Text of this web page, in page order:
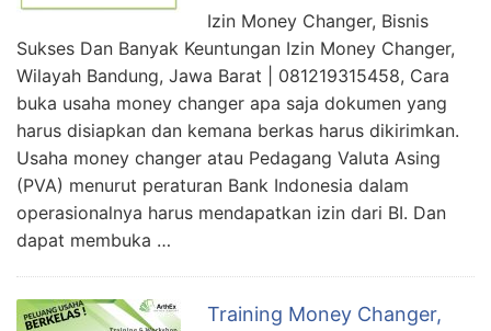
Izin Money Changer, Bisnis
Sukses Dan Banyak Keuntungan Izin Money Changer,
Wilayah Bandung, Jawa Barat | 081219315458, Cara
buka usaha money changer apa saja dokumen yang
harus disiapkan dan kemana berkas harus dikirimkan.
Usaha money changer atau Pedagang Valuta Asing
(PVA) menurut peraturan Bank Indonesia dalam
operasionalnya harus mendapatkan izin dari BI. Dan
dapat membuka …
Training Money Changer,